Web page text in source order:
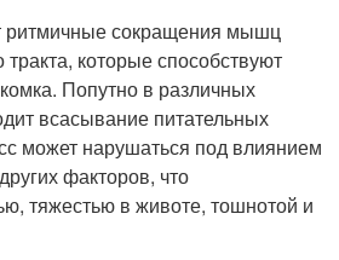
ритмичные сокращения мышц
которые способствуют
Попутно в различных
всасывание питательных
может нарушаться под влиянием
факторов, что
тяжестью в животе, тошнотой и